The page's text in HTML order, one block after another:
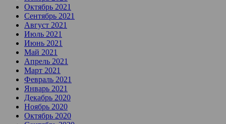
Октябрь 2021
Сентябрь 2021
Август 2021
Июль 2021
Июнь 2021
Май 2021
Апрель 2021
Март 2021
Февраль 2021
Январь 2021
Декабрь 2020
Ноябрь 2020
Октябрь 2020